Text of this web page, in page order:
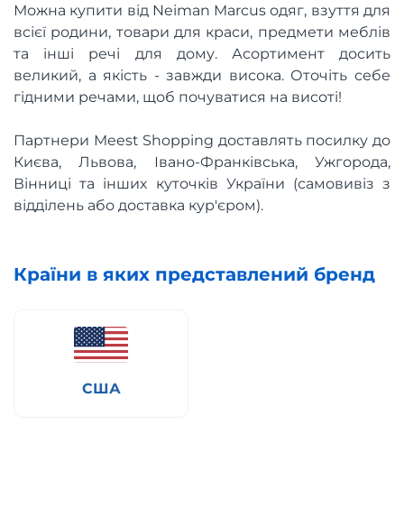
Можна купити від Neiman Marcus одяг, взуття для
всієї родини, товари для краси, предмети меблів
та інші речі для дому. Асортимент досить
великий, а якість - завжди висока. Оточіть себе
гідними речами, щоб почуватися на висоті!
Партнери Meest Shopping доставлять посилку до
Києва, Львова, Івано-Франківська, Ужгорода,
Вінниці та інших куточків України (самовивіз з
відділень або доставка кур'єром).
Країни в яких представлений бренд
США